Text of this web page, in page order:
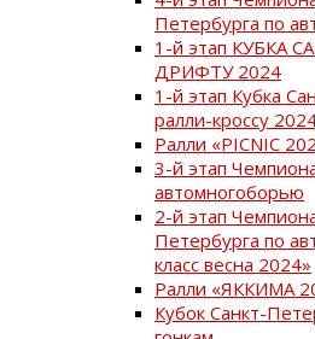
Петербурга по
1-й этап КУБКА
ДРИФТУ 2024
1-й этап Кубка
ралли-кроссу
Ралли «PICNIC
3-й этап
автомногоборью
2-й этап
Петербурга по
класс весна 2024»
Ралли «ЯККИМА
Кубок Санкт-